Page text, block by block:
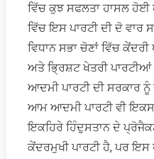
ਵਿੱਚ ਕੁਝ ਸਫਲਤਾ ਹਾਸਲ ਹੋਈ
ਵਿੱਚ ਇਸ ਪਾਰਟੀ ਦੀ ਦੋ ਵਾਰ
ਵਿਧਾਨ ਸਭਾ ਚੋਣਾਂ ਵਿੱਚ
ਅਤੇ ਭ੍ਰਿਸ਼ਟ ਖੇਤਰੀ
ਆਦਮੀ ਪਾਰਟੀ ਦੀ ਸਰਕਾਰ
ਆਮ ਆਦਮੀ ਪਾਰਟੀ ਵੀ
ਇਕਹਿਰੇ ਹਿੰਦੁਸਤਾਨ ਦੇ
ਕੇਂਦਰਮੁਖੀ ਪਾਰਟੀ ਹੈ, ਪਰ ਇਸ